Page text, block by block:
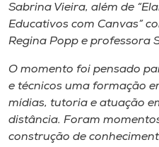
Sabrina Vieira, além de
Educativos com Canvas”
Regina Popp e professora
O momento foi pensado
e técnicos uma formação
mídias, tutoria e atuação
distância. Foram
construção de